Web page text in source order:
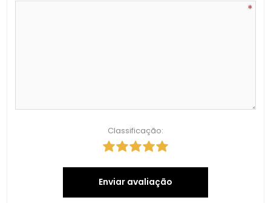
*
Classificação:
Enviar avaliação